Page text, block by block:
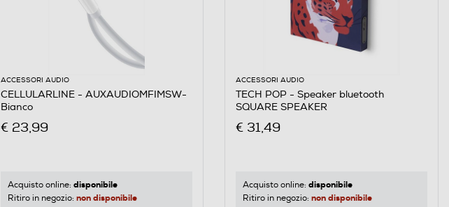
ACCESSORI AUDIO
CELLULARLINE - AUXAUDIOMFIMSW-
Bianco
€ 23,99
Acquisto online: disponibile
Ritiro in negozio: non disponibile
ACCESSORI AUDIO
TECH POP - Speaker bluetooth
SQUARE SPEAKER
€ 31,49
Acquisto online: disponibile
Ritiro in negozio: non disponibile